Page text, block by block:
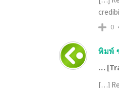
0
พิมพ์
…
[…]